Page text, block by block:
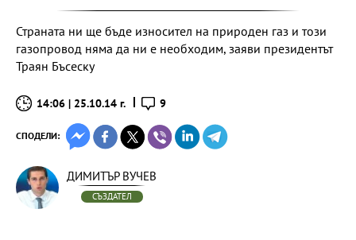
Страната ни ще бъде износител на природен газ и този
газопровод няма да ни е необходим, заяви президентът
Траян Бъсеску
14:06 | 25.10.14 г. 9
СПОДЕЛИ:
ДИМИТЪР ВУЧЕВ
СЪЗДАТЕЛ